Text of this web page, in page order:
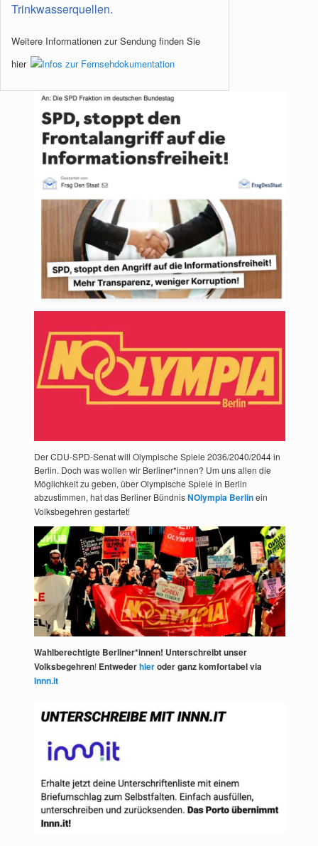
Trinkwasserquellen.
Weitere Informationen zur Sendung finden Sie
hier
Der CDU-SPD-Senat will Olympische Spiele 2036/2040/2044 in
Berlin. Doch was wollen wir Berliner*innen? Um uns allen die
Möglichkeit zu geben, über Olympische Spiele in Berlin
abzustimmen, hat das Berliner BündnisNOlympia Berlinein
Volksbegehren gestartet!
Wahlberechtigte Berliner*innen! Unterschreibt unser
Volksbegehren! Entwederhieroder ganz komfortabel via
Innn.it